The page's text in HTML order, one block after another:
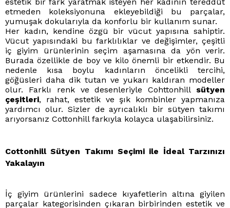
etmeden koleksiyonuna ekleyebildiği bu parçalar,
yumuşak dokularıyla da konforlu bir kullanım sunar.
Her kadın, kendine özgü bir vücut yapısına sahiptir.
Vücut yapısındaki bu farklılıklar ve değişimler, çeşitli
iç giyim ürünlerinin seçim aşamasına da yön verir.
Burada özellikle de boy ve kilo önemli bir etkendir. Bu
nedenle kısa boylu kadınların öncelikli tercihi,
göğüsleri daha dik tutan ve yukarı kaldıran modeller
olur. Farklı renk ve desenleriyle Cohttonhill sütyen
çeşitleri, rahat, estetik ve şık kombinler yapmanıza
yardımcı olur. Sizler de ayrıcalıklı bir sütyen takımı
arıyorsanız Cottonhill farkıyla kolayca ulaşabilirsiniz.
Cottonhill Sütyen Takımı Seçimi ile İdeal Tarzınızı
Yakalayın
İç giyim ürünlerini sadece kıyafetlerin altına giyilen
parçalar kategorisinden çıkaran birbirinden estetik ve